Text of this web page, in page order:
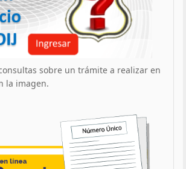
sobre un trámite a realizar en
la imagen.